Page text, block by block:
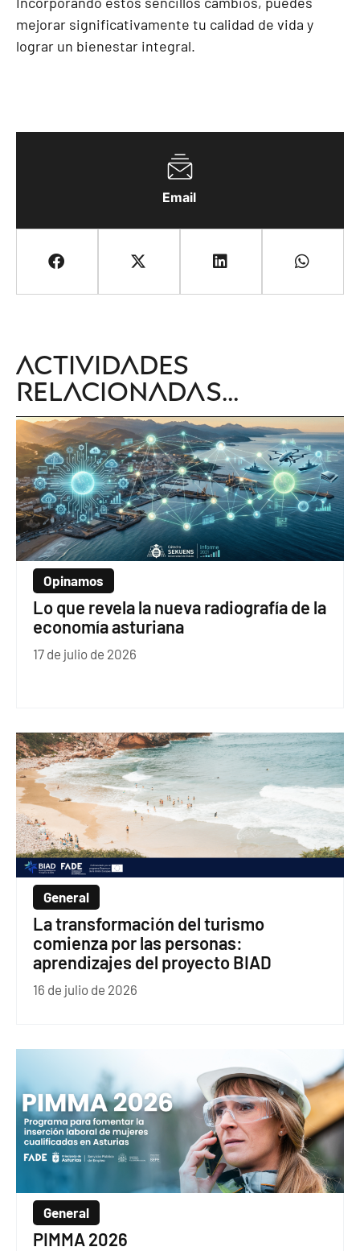
Email
mejorar significativamente tu calidad de vida y
lograr un bienestar integral.
Actividades
relacionadas...
Opinamos
Lo que revela la nueva radiografía de la
economía asturiana
17 de julio de 2026
General
La transformación del turismo
comienza por las personas:
aprendizajes del proyecto BIAD
16 de julio de 2026
General
PIMMA 2026